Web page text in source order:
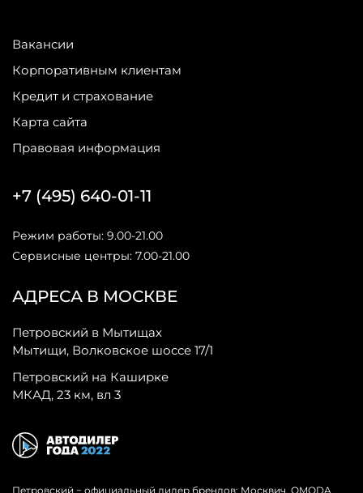
Вакансии
Корпоративным клиентам
Кредит и страхование
Карта сайта
Правовая информация
АДРЕСА В МОСКВЕ
Петровский в Мытищах
Мытищи, Волковское шоссе 17/1
Петровский на Каширке
МКАД, 23 км, вл 3
+7 (495) 640-01-11
Режим работы: 9.00-21.00
Сервисные центры: 7.00-21.00
Петровский − официальный дилер брендов: Москвич, OMODA,